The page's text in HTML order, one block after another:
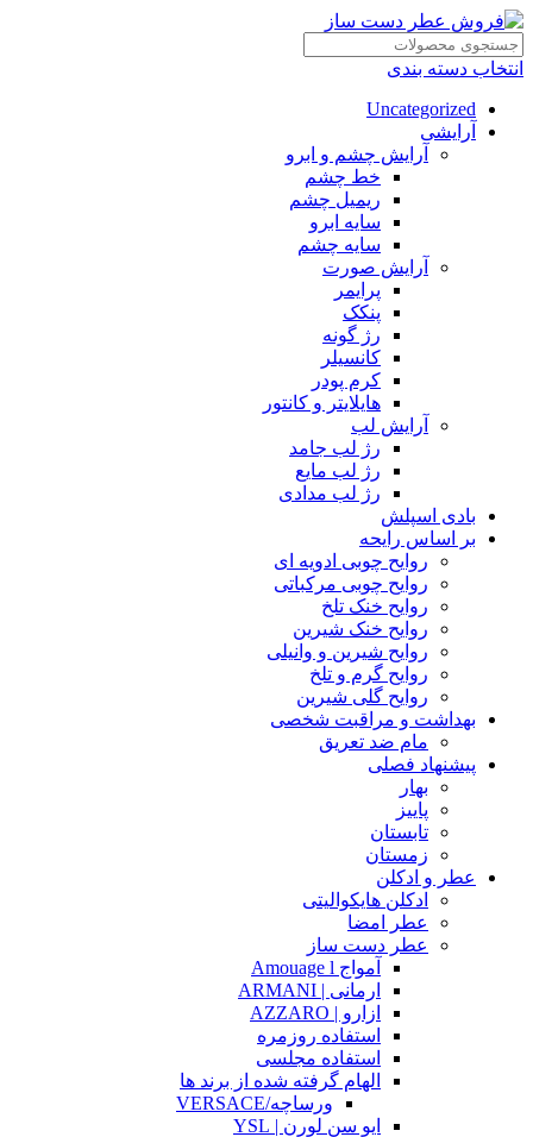
انتخاب دسته بندی
Uncategorized
آرایشی
آرایش چشم و ابرو
خط چشم
ریمیل چشم
سایه ابرو
سایه چشم
آرایش صورت
پرایمر
پنکک
رژ گونه
کانسیلر
کرم پودر
هایلایتر و کانتور
آرایش لب
رژ لب جامد
رژ لب مایع
رژ لب مدادی
بادی اسپلش
بر اساس رایحه
روایح چوبی ادویه ای
روایح چوبی مرکباتی
روایح خنک تلخ
روایح خنک شیرین
روایح شیرین و وانیلی
روایح گرم و تلخ
روایح گلی شیرین
بهداشت و مراقبت شخصی
مام ضد تعریق
پیشنهاد فصلی
بهار
پاییز
تابستان
زمستان
عطر و ادکلن
ادکلن هایکوالیتی
عطر امضا
عطر دست ساز
آمواج Amouage l
ارمانی | ARMANI
ازارو | AZZARO
استفاده روزمره
استفاده مجلسی
الهام گرفته شده از برند ها
ورساچه/VERSACE
ایو سن لورن | YSL